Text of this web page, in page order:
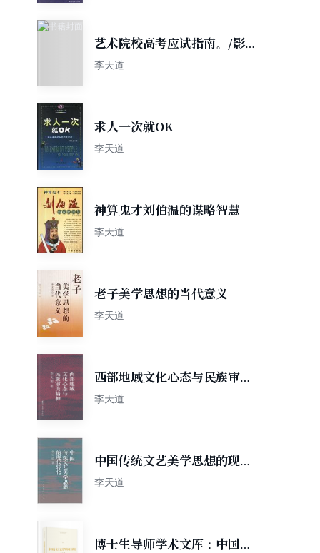
艺术院校高考应试指南。/影视
戏剧播音主持广告卷
李天道
求人一次就OK
李天道
神算鬼才刘伯温的谋略智慧
李天道
老子美学思想的当代意义
李天道
西部地域文化心态与民族审美
精神
李天道
中国传统文艺美学思想的现代
转化
李天道
博士生导师学术文库：中国传